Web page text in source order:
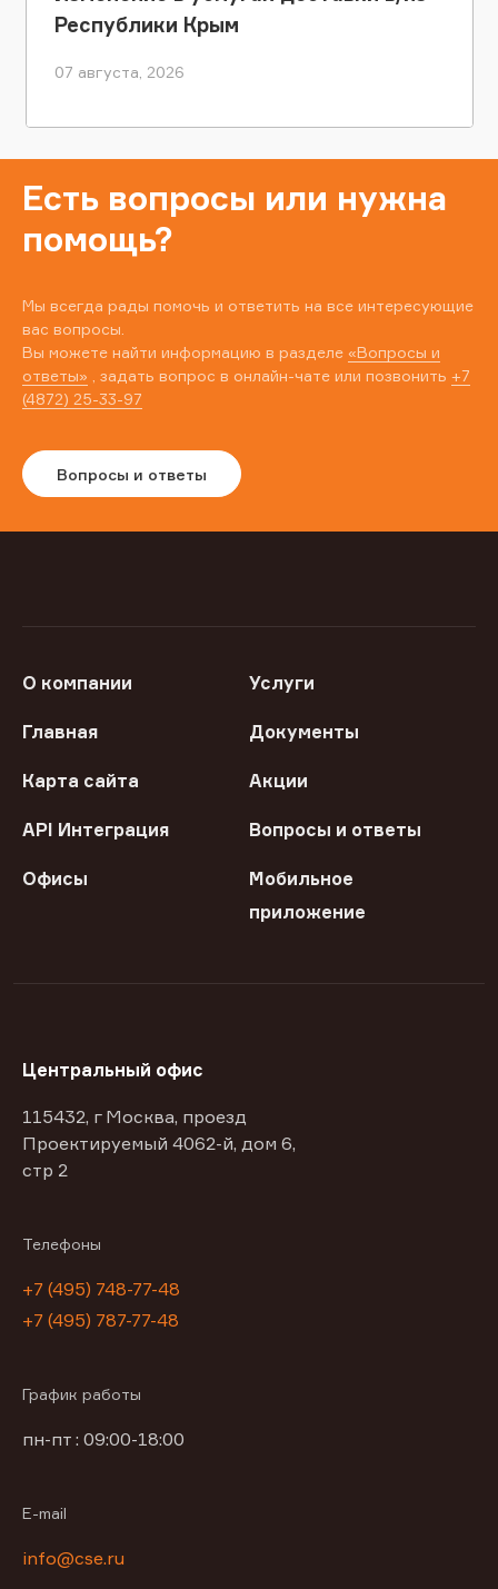
Республики Крым
07 августа, 2026
Есть вопросы или нужна
помощь?
Мы всегда рады помочь и ответить на все интересующие
вас вопросы.
Вы можете найти информацию в разделе «Вопросы и
ответы» , задать вопрос в онлайн-чате или позвонить +7
(4872) 25-33-97
Вопросы и ответы
О компании Услуги
Главная Документы
Карта сайта Акции
API Интеграция Вопросы и ответы
Офисы
Мобильное
приложение
Центральный офис
115432, г Москва, проезд
Проектируемый 4062-й, дом 6,
стр 2
Телефоны
+7 (495) 748-77-48
+7 (495) 787-77-48
График работы
пн-пт : 09:00-18:00
E-mail
info@cse.ru